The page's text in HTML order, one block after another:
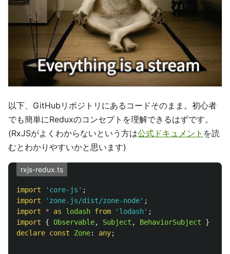
以下、GitHubリポジトリにあるコードそのまま。初心者
でも簡単にReduxのコンセプトを理解できるはずです。
(RxJSがよくわからないという方は公式ドキュメント を読
むとわかりやすいかと思います)
rxjs-redux.ts
import ' core-js ' ;
import
' zone.js/dist/zone-node' ;
import
* as lodash from ' lodash' ;
import
{ Observable, Subject , BehaviorSubject }
declare const Zone: any;